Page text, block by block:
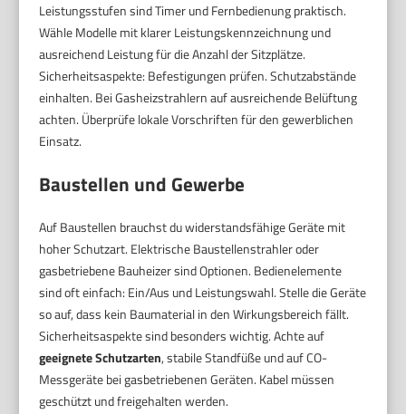
Leistungsstufen sind Timer und Fernbedienung praktisch.
Wähle Modelle mit klarer Leistungskennzeichnung und
ausreichend Leistung für die Anzahl der Sitzplätze.
Sicherheitsaspekte: Befestigungen prüfen. Schutzabstände
einhalten. Bei Gasheizstrahlern auf ausreichende Belüftung
achten. Überprüfe lokale Vorschriften für den gewerblichen
Einsatz.
Baustellen und Gewerbe
Auf Baustellen brauchst du widerstandsfähige Geräte mit
hoher Schutzart. Elektrische Baustellenstrahler oder
gasbetriebene Bauheizer sind Optionen. Bedienelemente
sind oft einfach: Ein/Aus und Leistungswahl. Stelle die Geräte
so auf, dass kein Baumaterial in den Wirkungsbereich fällt.
Sicherheitsaspekte sind besonders wichtig. Achte auf
geeignete Schutzarten, stabile Standfüße und auf CO-
Messgeräte bei gasbetriebenen Geräten. Kabel müssen
geschützt und freigehalten werden.